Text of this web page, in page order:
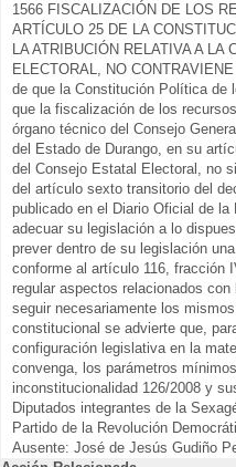
1566 FISCALIZACIÓN DE LOS
ARTÍCULO 25 DE LA
LA ATRIBUCIÓN RELATIVA A
ELECTORAL, NO
de que la Constitución Política de
que la fiscalización de los
órgano técnico del Consejo
del Estado de Durango, en su
del Consejo Estatal Electoral, no
del artículo sexto transitorio del
publicado en el Diario Oficial de
adecuar su legislación a lo
prever dentro de su legislación
conforme al artículo 116, fracción
regular aspectos relacionados
seguir necesariamente los
constitucional se advierte que,
configuración legislativa en la
convenga, los parámetros
inconstitucionalidad 126/2008 y
Diputados integrantes de la
Partido de la Revolución
Ausente: José de Jesús Gudiño